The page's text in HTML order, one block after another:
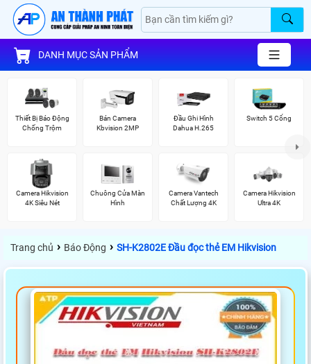
DANH MỤC SẢN PHẨM
Thiết Bị Báo Động
Chống Trộm
Bán Camera
Kbvision 2MP
Đầu Ghi Hình
Dahua H.265
Switch 5 Cổng
Camera Hikvision
4K Siêu Nét
Chuông Cửa Màn
Hình
Camera Vantech
Chất Lượng 4K
Camera Hikvision
Ultra 4K
Trang chủ › Báo Động › SH-K2802E Đầu đọc thẻ EM Hikvision